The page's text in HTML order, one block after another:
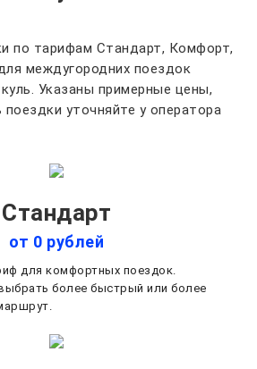
по тарифам Стандарт, Комфорт,
междугородних поездок
Указаны примерные цены,
уточняйте у оператора
Стандарт
от 0 рублей
для комфортных поездок.
более быстрый или более